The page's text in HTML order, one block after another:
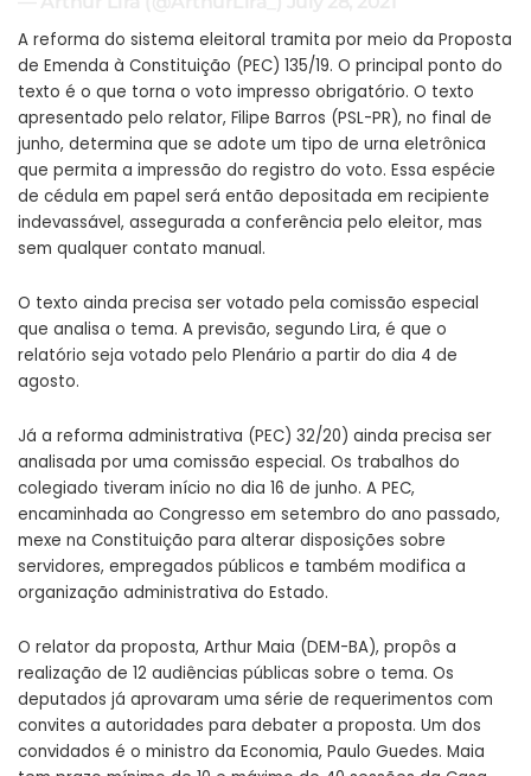
A reforma do sistema eleitoral tramita por meio da Proposta
de Emenda à Constituição (PEC) 135/19. O principal ponto do
texto é o que torna o voto impresso obrigatório. O texto
apresentado pelo relator, Filipe Barros (PSL-PR), no final de
junho, determina que se adote um tipo de urna eletrônica
que permita a impressão do registro do voto. Essa espécie
de cédula em papel será então depositada em recipiente
indevassável, assegurada a conferência pelo eleitor, mas
sem qualquer contato manual.
O texto ainda precisa ser votado pela comissão especial
que analisa o tema. A previsão, segundo Lira, é que o
relatório seja votado pelo Plenário a partir do dia 4 de
agosto.
Já a reforma administrativa (PEC) 32/20) ainda precisa ser
analisada por uma comissão especial. Os trabalhos do
colegiado tiveram início no dia 16 de junho. A PEC,
encaminhada ao Congresso em setembro do ano passado,
mexe na Constituição para alterar disposições sobre
servidores, empregados públicos e também modifica a
organização administrativa do Estado.
O relator da proposta, Arthur Maia (DEM-BA), propôs a
realização de 12 audiências públicas sobre o tema. Os
deputados já aprovaram uma série de requerimentos com
convites a autoridades para debater a proposta. Um dos
convidados é o ministro da Economia, Paulo Guedes. Maia